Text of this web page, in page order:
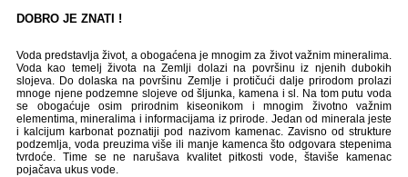
DOBRO JE ZNATI !
Voda predstavlja život, a obogaćena jemnogim za život važnim mineralima.
Voda kao temelj života na Zemlji dolazi na površinu iz njenih dubokih
slojeva. Dodolaska na površinu Zemlje i protičući dalje prirodom prolazi
mnoge njene podzemne slojeve od šljunka, kamena i sl. Na tom putu voda
se obogaćuje osim prirodnim kiseonikom i mnogim životno važnim
elementima, mineralima i informacijama izprirode. Jedan od minerala jeste
i kalcijum karbonat poznatiji pod nazivom kamenac. Zavisno od strukture
podzemlja, voda preuzima više ili manje kamenca štoodgovara stepenima
tvrdoće. Time se nenarušava kvalitet pitkosti vode, štaviše kamenac
pojačava ukus vode.